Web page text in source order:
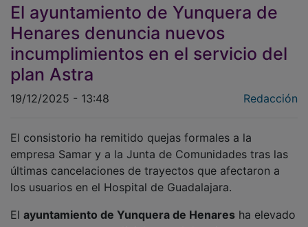
Henares denuncia nuevos
incumplimientos en el servicio del
plan Astra
19/12/2025 - 13:48
empresa Samar y a la Junta de Comunidades tras las
últimas cancelaciones de trayectos que afectaron a
los usuarios en el Hospital de Guadalajara.
una nueva protesta oficial ante el deterioro constante